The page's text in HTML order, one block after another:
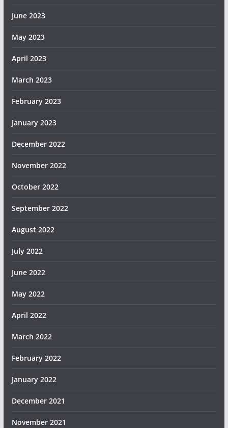
June 2023
May 2023
April 2023
March 2023
February 2023
January 2023
December 2022
November 2022
October 2022
September 2022
August 2022
July 2022
June 2022
May 2022
April 2022
March 2022
February 2022
January 2022
December 2021
November 2021